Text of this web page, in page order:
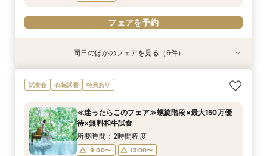
フェアを予約
8/28(金)
≪オンライン相談≫30分～OK！会場/金額/日程
*聞きたいことだけ
11:00〜
12:00〜
13:00〜
15:00〜
17:00〜
特典あり
8/28(金)
≪ドレス試着付≫札幌花嫁に人気の衣装試着*最
大150万優待
11:00〜
13:00〜
14:00〜
16:00〜
8/28(金)
≪夜遅い時間からOK≫お仕事＆デート帰り／1時
間でご案内可能
16:00〜
17:00〜
18:00〜
19:00〜
特典あり
8/28(金)
≪大聖堂挙式×螺旋階段≫2会場見学ツアー*
11:00〜
13:00〜
15:00〜
17:00〜
特典あり
8/28(金)
≪迷ったらこのフェア≫螺旋階段×最大150万優
待
11:00〜
13:00〜
14:00〜
16:00〜
18:00〜
特典あり
8/28(金)
≪螺旋階段入場*花嫁体験≫≫料理高評価◎最大
150万特典
11:00〜
13:00〜
14:00〜
16:00〜
18:00〜
同日のほかのフェアを見る（6件）
試食会 衣装試着 特典あり
≪迷ったらこのフェア≫螺旋階段×最大150万優
待×無料和牛試食
所要時間：2時間程度
9:00〜
13:00〜